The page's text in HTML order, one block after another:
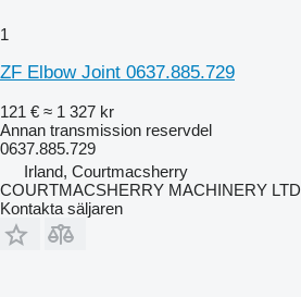
1
ZF Elbow Joint 0637.885.729
121 € ≈ 1 327 kr
Annan transmission reservdel
0637.885.729
Irland, Courtmacsherry
COURTMACSHERRY MACHINERY LTD
Kontakta säljaren